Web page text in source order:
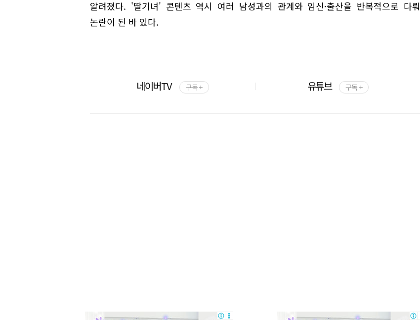
알려졌다. '딸기녀' 콘텐츠 역시 여러 남성과의 관계와 임신·출산을 반복적으로 다뤄
논란이 된 바 있다.
네이버TV 구독 + 유튜브 구독 +